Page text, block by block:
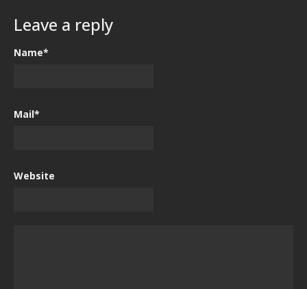
Leave a reply
Name*
Mail*
Website